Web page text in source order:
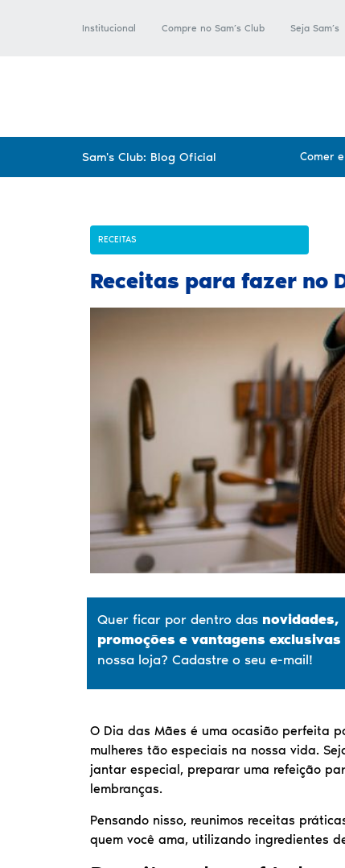
Institucional Compre no Sam’s Club Seja Sam’s
Sam's Club: Blog Oficial Comer
RECEITAS
Receitas para fazer no
Quer ficar por dentro das novidades,
promoções e vantagens exclusivas
nossa loja? Cadastre o seu e-mail!
O Dia das Mães é uma ocasião perfeita
mulheres tão especiais na nossa vida.
jantar especial, preparar uma refeição
lembranças.
Pensando nisso, reunimos receitas
quem você ama, utilizando ingredientes